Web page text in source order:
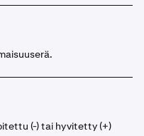
(-) tai hyvitetty (+)